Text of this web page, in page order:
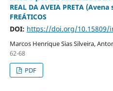
REAL DA AVEIA PRETA
FREÁTICOS
DOI: https://doi.org/10.15809/
Marcos Henrique Sias Silveira,
62-68
PDF